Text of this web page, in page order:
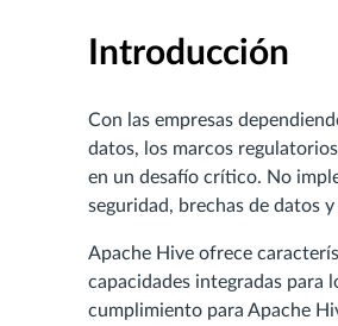
Introducción
Con las empresas
datos, los marcos
en un desafío crítico. No
seguridad, brechas de datos
Apache Hive ofrece
capacidades integradas para
cumplimiento para Apache